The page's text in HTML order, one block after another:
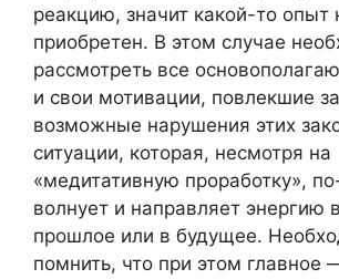
реакцию, значит какой-то опыт
приобретен. В этом случае
рассмотреть все
и свои мотивации, повлекшие
возможные нарушения этих
ситуации, которая, несмотря на
«медитативную проработку»,
волнует и направляет энергию
прошлое или в будущее.
помнить, что при этом главное